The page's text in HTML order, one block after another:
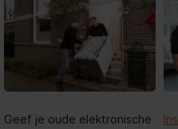
Geef je oude elektronische